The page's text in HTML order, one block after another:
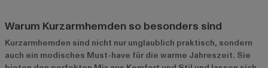
Warum Kurzarmhemden so besonders sind
Kurzarmhemden sind nicht nur unglaublich praktisch, sondern
auch ein modisches Must-have für die warme Jahreszeit. Sie